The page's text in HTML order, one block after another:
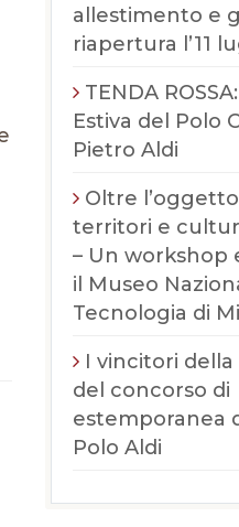
allestimento e
riapertura l’11
TENDA
Estiva del Polo
Pietro Aldi
Oltre
territori e
– Un workshop
il Museo
Tecnologia di
I vincitori
del concorso di
estemporanea
Polo Aldi